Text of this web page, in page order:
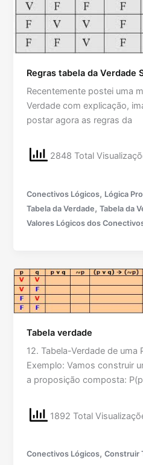
Regras tabela da Verdade
Recentemente postei uma
Verdade com explicação,
postar agora as regras da
2848 Total
Conectivos Lógicos, Lógica
Tabela da Verdade,Tabela da
Valores Lógicos dos
Tabela verdade
12. Tabela-Verdade de
Exemplo: Vamos construir
a proposição composta:
1892 Total
Conectivos Lógicos,Construir